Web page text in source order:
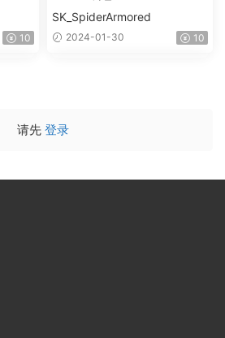
10
SK_SpiderArmored
2024-01-30 10
请先 登录